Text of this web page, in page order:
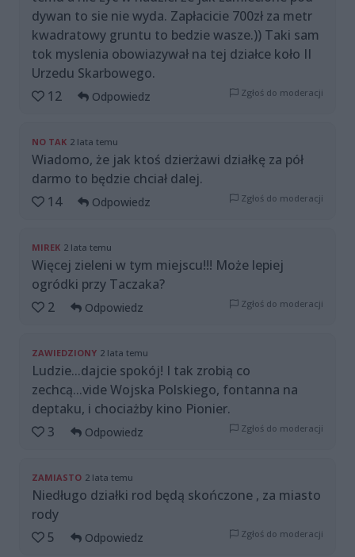
dywan to sie nie wyda. Zapłacicie 700zł za metr
kwadratowy gruntu to bedzie wasze.)) Taki sam
tok myslenia obowiazywał na tej działce koło II
Urzedu Skarbowego.
12
Odpowiedz Zgłoś do moderacji
NO TAK 2 lata temu
Wiadomo, że jak ktoś dzierżawi działkę za pół
darmo to będzie chciał dalej.
14
Odpowiedz Zgłoś do moderacji
MIREK 2 lata temu
Więcej zieleni w tym miejscu!!! Może lepiej
ogródki przy Taczaka?
2
Odpowiedz Zgłoś do moderacji
ZAWIEDZIONY 2 lata temu
Ludzie...dajcie spokój! I tak zrobią co
zechcą...vide Wojska Polskiego, fontanna na
deptaku, i chociażby kino Pionier.
3
Odpowiedz Zgłoś do moderacji
ZAMIASTO 2 lata temu
Niedługo działki rod będą skończone , za miasto
rody
5
Odpowiedz Zgłoś do moderacji